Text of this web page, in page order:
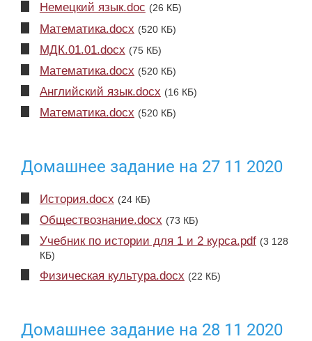
Немецкий язык.doc (26 КБ)
Математика.docx (520 КБ)
МДК.01.01.docx (75 КБ)
Математика.docx (520 КБ)
Английский язык.docx (16 КБ)
Математика.docx (520 КБ)
Домашнее задание на 27 11 2020
История.docx (24 КБ)
Обществознание.docx (73 КБ)
Учебник по истории для 1 и 2 курса.pdf (3 128
КБ)
Физическая культура.docx (22 КБ)
Домашнее задание на 28 11 2020